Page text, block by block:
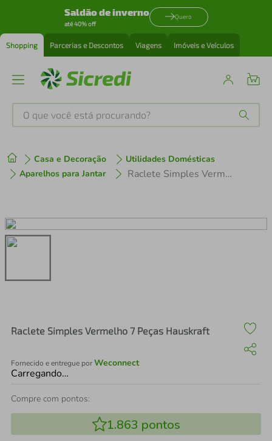
Saldão de inverno
até 40% off
Quero
Shopping Parcerias e Descontos Viagens Imóveis e Veículos
O que você está procurando?
Casa e Decoração
Utilidades Domésticas
Aparelhos para Jantar
Raclete Simples Vermelho 7 Peças Hauskraft
Raclete Simples Vermelho 7 Peças Hauskraft
Fornecido e entregue porWeconnect
Carregando…
Compre com pontos:
1.863 pontos
1º tenis
3º